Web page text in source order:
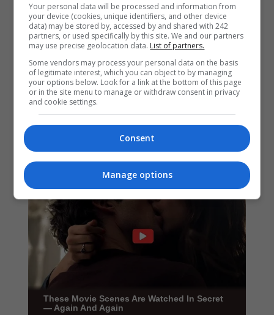
Your personal data will be processed and information from
your device (cookies, unique identifiers, and other device
data) may be stored by, accessed by and shared with 242
partners, or used specifically by this site. We and our partners
may use precise geolocation data. List of partners.
Some vendors may process your personal data on the basis
of legitimate interest, which you can object to by managing
your options below. Look for a link at the bottom of this page
or in the site menu to manage or withdraw consent in privacy
and cookie settings.
Consent
Manage options